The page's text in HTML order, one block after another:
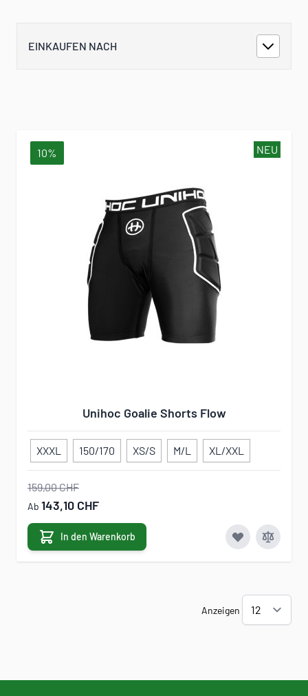
EINKAUFEN NACH
NEU
10%
Unihoc Goalie Shorts Flow
XXXL 150/170 XS/S M/L XL/XXL
159,00 CHF
Ab 143,10 CHF
In den Warenkorb
Anzeigen